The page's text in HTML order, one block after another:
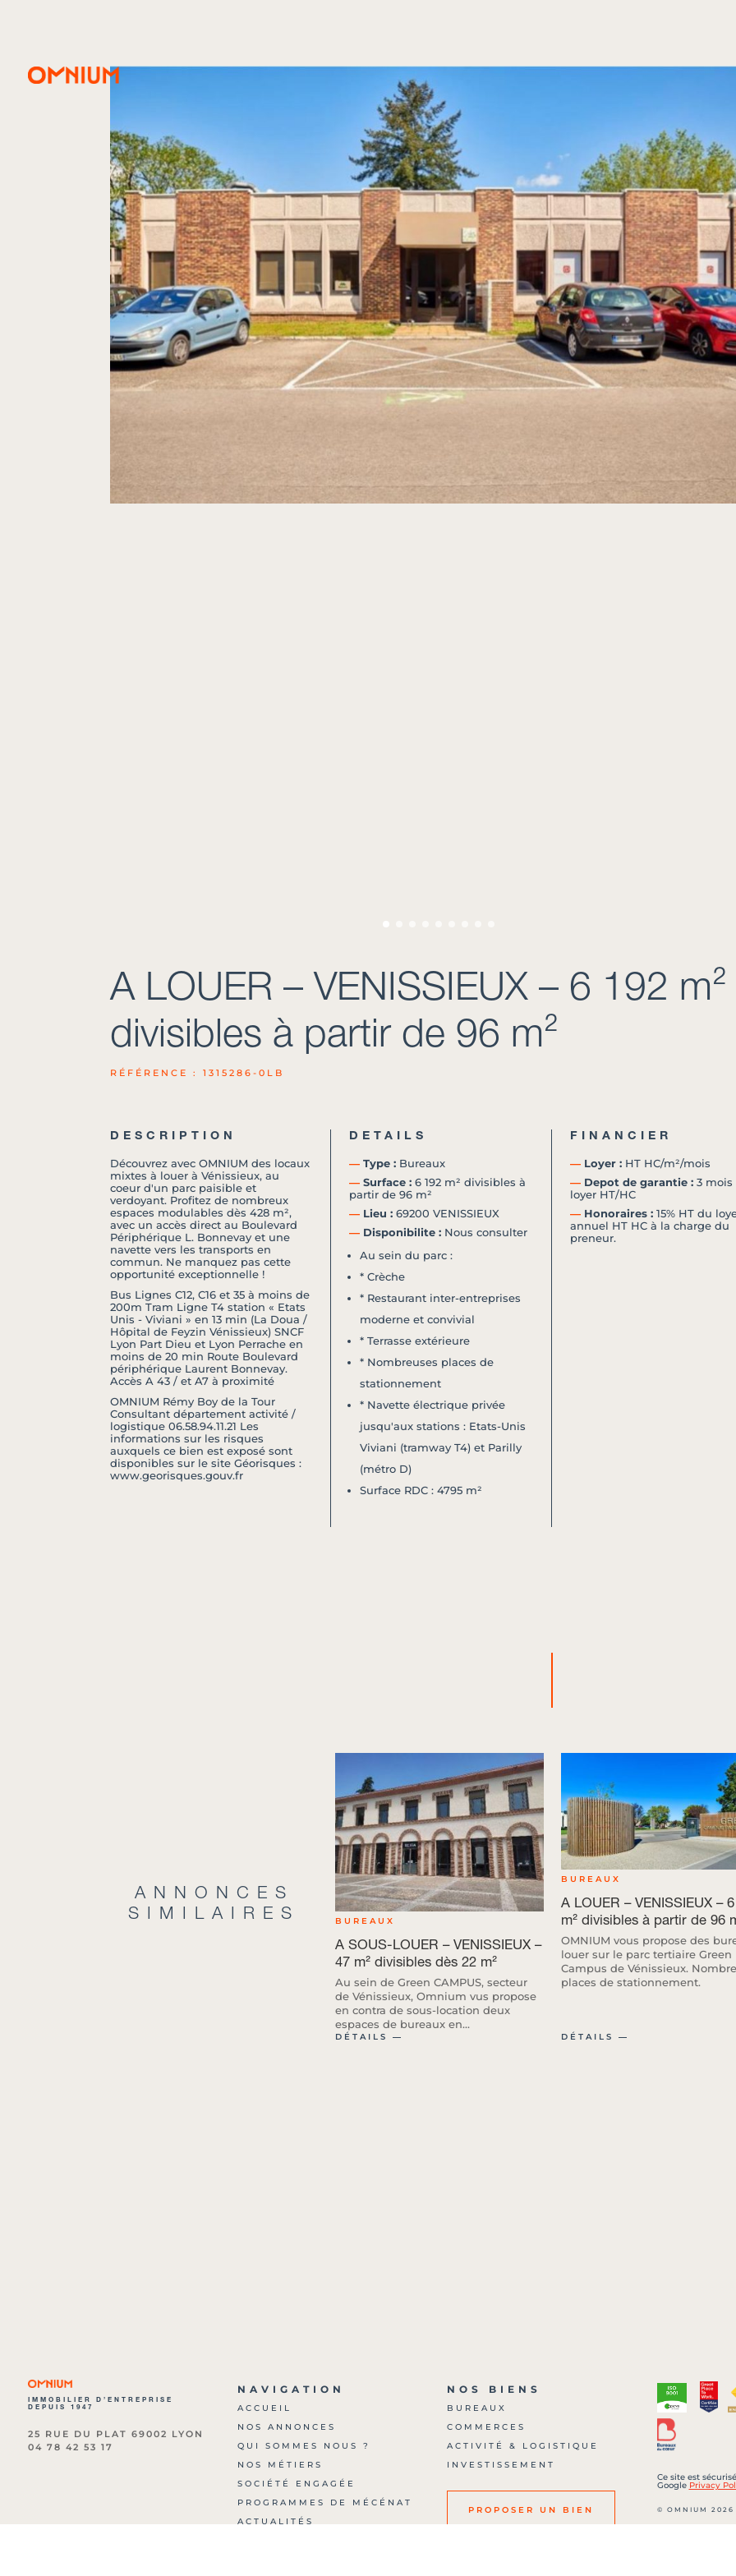
A LOUER – VENISSIEUX – 6 192 m²
divisibles à partir de 96 m²
RÉFÉRENCE : 1315286-0LB
DESCRIPTION
Découvrez avec OMNIUM des locaux
mixtes à louer à Vénissieux, au
coeur d'un parc paisible et
verdoyant. Profitez de nombreux
espaces modulables dès 428 m²,
avec un accès direct au Boulevard
Périphérique L. Bonnevay et une
navette vers les transports en
commun. Ne manquez pas cette
opportunité exceptionnelle !
Bus Lignes C12, C16 et 35 à moins de
200m Tram Ligne T4 station « Etats
Unis - Viviani » en 13 min (La Doua /
Hôpital de Feyzin Vénissieux) SNCF
Lyon Part Dieu et Lyon Perrache en
moins de 20 min Route Boulevard
périphérique Laurent Bonnevay.
Accès A 43 / et A7 à proximité
OMNIUM Rémy Boy de la Tour
Consultant département activité /
logistique 06.58.94.11.21 Les
informations sur les risques
auxquels ce bien est exposé sont
disponibles sur le site Géorisques :
www.georisques.gouv.fr
DETAILS
―Type :Bureaux
―Surface :6 192 m² divisibles à
partir de 96 m²
―Lieu :69200 VENISSIEUX
―Disponibilite :Nous consulter
Au sein du parc :
* Crèche
* Restaurant inter-entreprises
moderne et convivial
* Terrasse extérieure
* Nombreuses places de
stationnement
* Navette électrique privée
jusqu'aux stations : Etats-Unis
Viviani (tramway T4) et Parilly
(métro D)
Surface RDC : 4795 m²
FINANCIER
―Loyer :HT HC/m²/mois
―Depot de garantie :3 mois
loyer HT/HC
―Honoraires :15% HT du
annuel HT HC à la charge du
preneur.
ANNONCES
SIMILAIRES
BUREAUX
A SOUS-LOUER – VENISSIEUX –
47 m² divisibles dès 22 m²
Au sein de Green CAMPUS, secteur
de Vénissieux, Omnium vus propose
en contra de sous-location deux
espaces de bureaux en...
DÉTAILS ―
BUREAUX
A LOUER – VENISSIEUX –
m² divisibles à partir de 96
OMNIUM vous propose des
louer sur le parc tertiaire Green
Campus de Vénissieux.
places de stationnement.
DÉTAILS ―
IMMOBILIER D’ENTREPRISE
DEPUIS 1947
25 RUE DU PLAT 69002 LYON
04 78 42 53 17
NAVIGATION
ACCUEIL
NOS ANNONCES
QUI SOMMES NOUS ?
NOS MÉTIERS
SOCIÉTÉ ENGAGÉE
PROGRAMMES DE MÉCÉNAT
ACTUALITÉS
NOS BIENS
BUREAUX
COMMERCES
ACTIVITÉ & LOGISTIQUE
INVESTISSEMENT
PROPOSER UN BIEN
Ce site est
Google Privacy
© OMNIUM 2026